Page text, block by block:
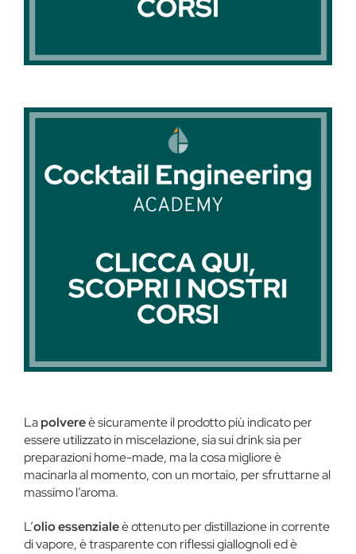
Lapolvereè sicuramente il prodotto più indicato per
essere utilizzato in miscelazione, sia sui drink sia per
preparazioni home-made, ma la cosa migliore è
macinarla al momento, con un mortaio, per sfruttarne al
massimo l’aroma.
L’olio essenzialeè ottenuto per distillazione in corrente
di vapore, è trasparente con riflessi giallognoli ed è